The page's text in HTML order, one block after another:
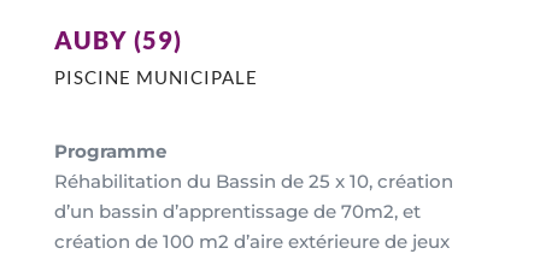
AUBY (59)
PISCINE MUNICIPALE
Programme
Réhabilitation du Bassin de 25 x 10, création
d’un bassin d’apprentissage de 70m2, et
création de 100 m2 d’aire extérieure de jeux